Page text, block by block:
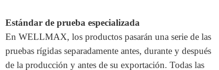
Estándar de prueba especializada
En WELLMAX, los productos pasarán una serie de las
pruebas rígidas separadamente antes, durante y después
de la producción y antes de su exportación. Todas las